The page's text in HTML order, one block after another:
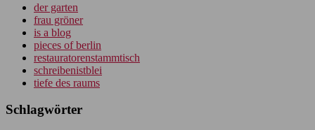
der garten
frau gröner
is a blog
pieces of berlin
restauratorenstammtisch
schreibenistblei
tiefe des raums
Schlagwörter